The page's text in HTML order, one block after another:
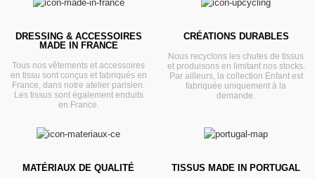
DRESSING & ACCESSOIRES
MADE IN FRANCE
Tous nos vêtements et accessoires
en tissu sont conçus et fabriqués en
France, dans notre atelier parisien.
Les tissus sont également enduits
en France.
CRÉATIONS DURABLES
Nous recyclons les chutes de tissus
et produisons en limitant nos stocks.
Par ailleurs, la collection Enfant est
fabriquée uniquement à la
demande.
MATÉRIAUX DE QUALITÉ TISSUS MADE IN PORTUGAL